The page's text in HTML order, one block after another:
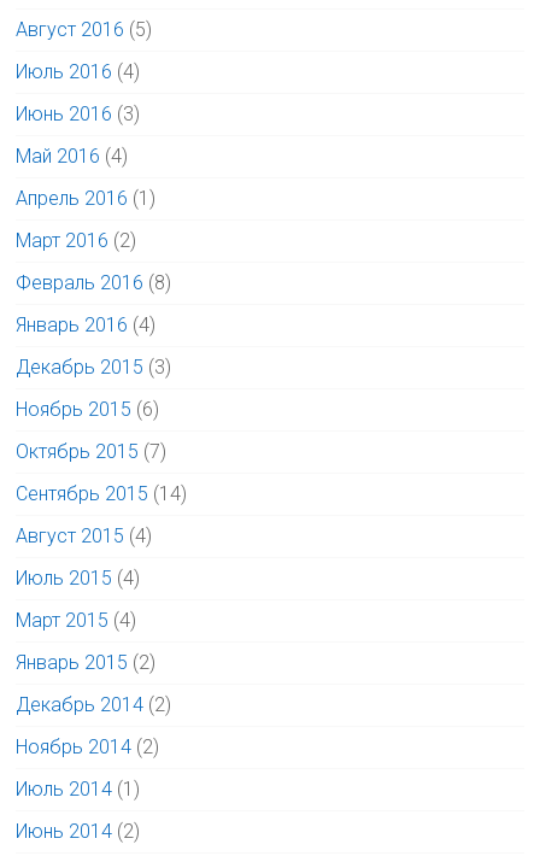
Август 2016 (5)
Июль 2016 (4)
Июнь 2016 (3)
Май 2016 (4)
Апрель 2016 (1)
Март 2016 (2)
Февраль 2016 (8)
Январь 2016 (4)
Декабрь 2015 (3)
Ноябрь 2015 (6)
Октябрь 2015 (7)
Сентябрь 2015 (14)
Август 2015 (4)
Июль 2015 (4)
Март 2015 (4)
Январь 2015 (2)
Декабрь 2014 (2)
Ноябрь 2014 (2)
Июль 2014 (1)
Июнь 2014 (2)